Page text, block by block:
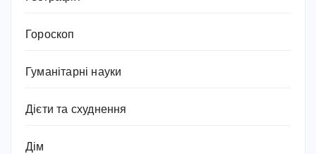
Гороскоп
Гуманітарні науки
Дієти та схуднення
Дім